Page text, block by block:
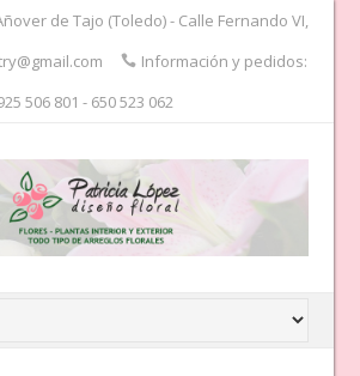
de Tajo (Toledo) - Calle Fernando VI,
Información y pedidos:
506 801 - 650 523 062